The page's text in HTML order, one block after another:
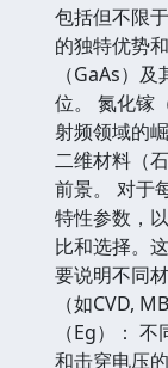
包括但不限
的独特优势
（GaAs）
位。 氮化镓
射频领域的
二维材料（
前景。 对于
特性参数，
比和选择。
要说明不同
（如CVD,
（Eg）：
和击穿电压